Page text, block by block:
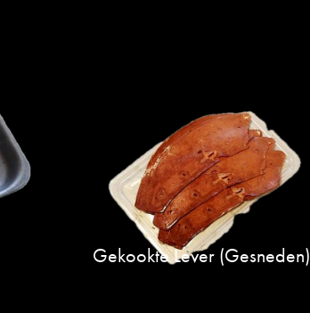
Gekookte Lever (gesneden)